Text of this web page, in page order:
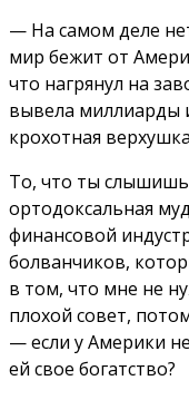
— На самом деле
мир бежит от
что нагрянул на
вывела миллиарды
крохотная
То, что ты
ортодоксальная
финансовой
болванчиков,
в том, что мне не
плохой совет,
— если у Америки
ей свое богатство?